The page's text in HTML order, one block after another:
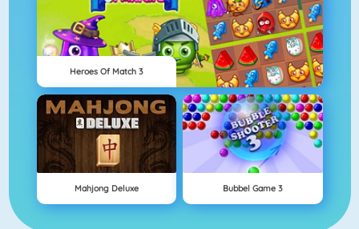
Heroes Of Match 3
Mahjong Deluxe Bubbel Game 3